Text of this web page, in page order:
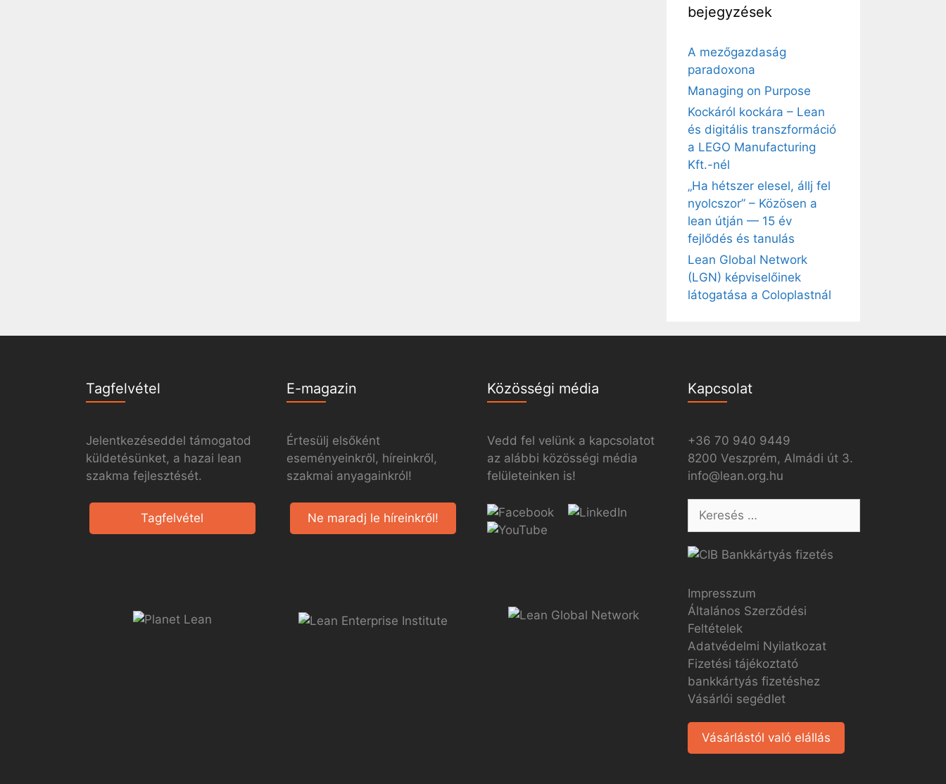
bejegyzések
A mezőgazdaság
paradoxona
Managing on Purpose
Kockáról kockára – Lean
és digitális transzformáció
a LEGO Manufacturing
Kft.-nél
„Ha hétszer elesel, állj fel
nyolcszor” – Közösen a
lean útján — 15 év
fejlődés és tanulás
Lean Global Network
(LGN) képviselőinek
látogatása a Coloplastnál
Tagfelvétel
Jelentkezéseddel támogatod
küldetésünket, a hazai lean
szakma fejlesztését.
Tagfelvétel
E-magazin
Értesülj elsőként
eseményeinkről, híreinkről,
szakmai anyagainkról!
Ne maradj le híreinkről!
Közösségi média
Vedd fel velünk a kapcsolatot
az alábbi közösségi média
felületeinken is!
Kapcsolat
+36 70 940 9449
8200 Veszprém, Almádi út 3.
info@lean.org.hu
Impresszum
Általános Szerződési
Feltételek
Adatvédelmi Nyilatkozat
Fizetési tájékoztató
bankkártyás fizetéshez
Vásárlói segédlet
Vásárlástól való elállás